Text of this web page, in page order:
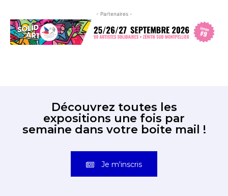
- Partenaires -
Découvrez toutes les
expositions une fois par
semaine dans votre boite mail !
Je m'inscris